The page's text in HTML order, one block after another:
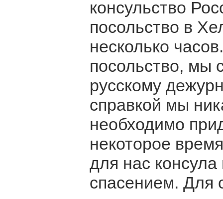
консульство
посольство в
несколько
посольство, мы
русскому
справкой мы
необходимо
некоторое
для нас
спасением. Для